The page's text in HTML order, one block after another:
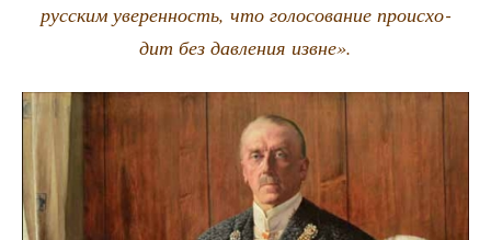
рус­ским уве­рен­ность, что голо­со­ва­ние про­ис­хо­
дит без дав­ле­ния извне».